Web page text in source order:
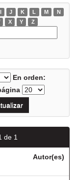
I J K L M
N
X Y Z
En orden:
de 1
Autor(es)